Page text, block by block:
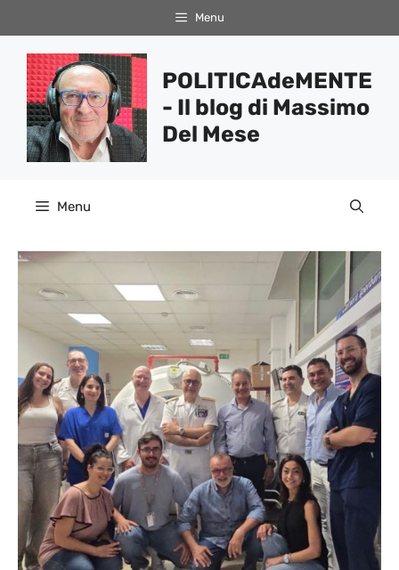
al
contenuto
Menu
POLITICAdeMENTE
- Il blog di Massimo
Del Mese
Menu